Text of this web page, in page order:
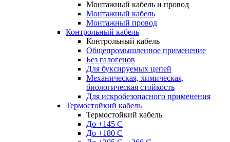
Монтажный кабель и провод
Монтажный кабель
Монтажный провод
Контрольный кабель
Контрольный кабель
Общепромышленное применение
Без галогенов
Для буксируемых цепей
Механическая, химическая,
биологическая стойкость
Для искробезопасного применения
Термостойкий кабель
Термостойкий кабель
До +145 С
До +180 C